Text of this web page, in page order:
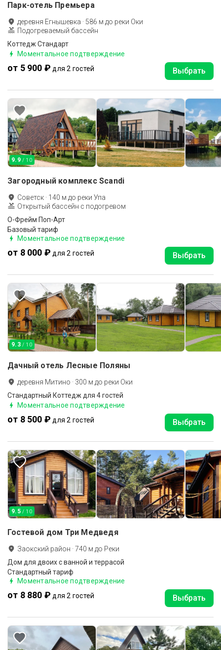
Парк-отель Премьера
деревня Егнышевка · 586 м до реки Оки
Подогреваемый бассейн
Коттедж Стандарт
Моментальное подтверждение
от 5 900 ₽ для 2 гостей Выбрать
9.9 / 10
Загородный комплекс Scandi
Советск · 140 м до реки Упа
Открытый бассейн с подогревом
О-Фрейм Поп-Арт
Базовый тариф
Моментальное подтверждение
от 8 000 ₽ для 2 гостей Выбрать
9.3 / 10
Дачный отель Лесные Поляны
деревня Митино · 300 м до реки Оки
Стандартный Коттедж для 4 гостей
Моментальное подтверждение
от 8 500 ₽ для 2 гостей Выбрать
9.5 / 10
Гостевой дом Три Медведя
Заокский район ·740 м до Реки
Дом для двоих с ванной и террасой
Стандартный тариф
Моментальное подтверждение
от 8 880 ₽ для 2 гостей Выбрать